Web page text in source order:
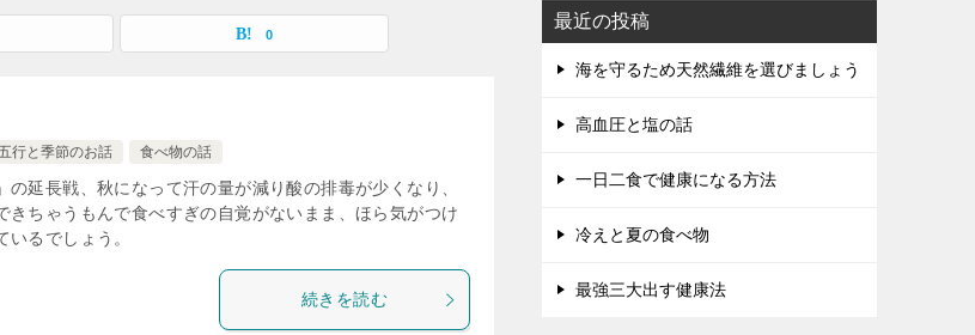
0
行と季節のお話 食べ物の話
延長戦、秋になって汗の量が減り酸の排毒が少くなり、
きちゃうもんで食べすぎの自覚がないまま、ほら気がつけ
るでしょう。
続きを読む
最近の投稿
海を守るため天然繊維を選びましょう
高血圧と塩の話
一日二食で健康になる方法
冷えと夏の食べ物
最強三大出す健康法